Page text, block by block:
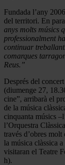
Fundada l’any
del territori. En
anys molts músics
professionalment
continuar
comarques
Reus.”
Després del
(diumenge 27,
cine”, arribarà el
de la música
cinquanta músics
l’Orquestra
través d’obres
la música clàssica
visitaran el Teatre
h).